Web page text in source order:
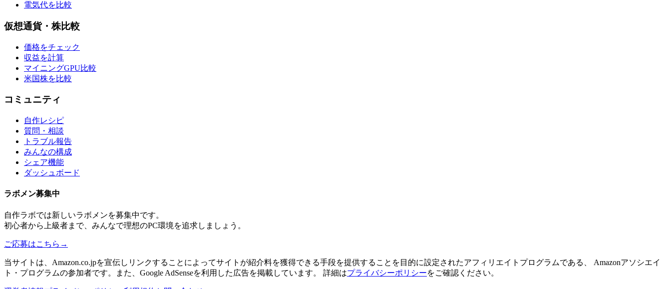
電気代を比較
仮想通貨・株比較
価格をチェック
収益を計算
マイニングGPU比較
米国株を比較
コミュニティ
自作レシピ
質問・相談
トラブル報告
みんなの構成
シェア機能
ダッシュボード
ラボメン募集中
自作ラボでは新しいラボメンを募集中です。
初心者から上級者まで、みんなで理想のPC環境を追求しましょう。
ご応募はこちら →
当サイトは、Amazon.co.jpを宣伝しリンクすることによってサイトが紹介料を獲得できる手段を提供することを目的に設定されたアフィリエイトプログラムである、 Amazonアソシエイ
ト・プログラムの参加者です。また、Google AdSenseを利用した広告を掲載しています。 詳細はプライバシーポリシーをご確認ください。